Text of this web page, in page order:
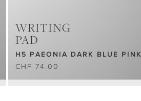
WRITING
PAD
H5 PAEONIA DARK BLUE PINK
CHF 74.00